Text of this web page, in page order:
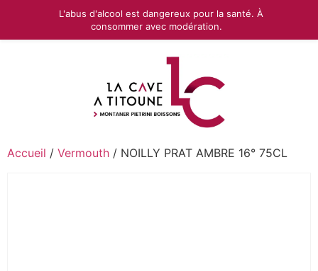
Accueil / Vermouth / NOILLY PRAT AMBRE 16° 75CL
L'abus d'alcool est dangereux pour la santé. À
consommer avec modération.